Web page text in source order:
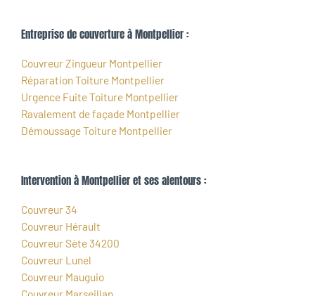
Entreprise de couverture à Montpellier :
Couvreur Zingueur Montpellier
Réparation Toiture Montpellier
Urgence Fuite Toiture Montpellier
Ravalement de façade Montpellier
Démoussage Toiture Montpellier
Intervention à Montpellier et ses alentours :
Couvreur 34
Couvreur Hérault
Couvreur Sète 34200
Couvreur Lunel
Couvreur Mauguio